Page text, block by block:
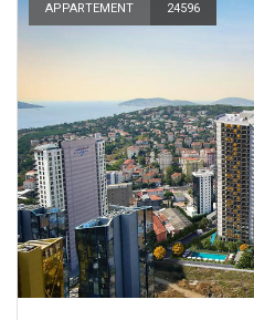
APPARTEMENT 24596